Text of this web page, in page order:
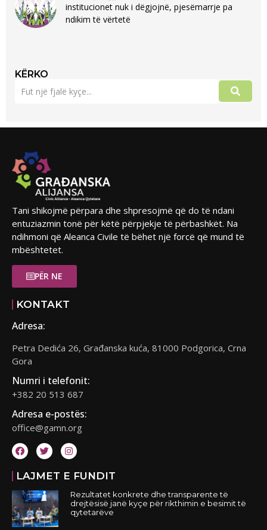
institucionet nuk i dëgjojnë, pjesëmarrje pa
ndikim të vërtetë
KËRKO
Tani shikojmë përpara dhe shpresojmë që do të ndani
entuziazmin tonë për këtë përpjekje të përbashkët. Na
ndihmoni që Aleanca Civile të bëhet një forcë që mund të
mbështetet.
PËR NE
KONTAKT
Adresa:
Petra Dedića 26, Građanska kuća, 81000 Podgorica, Crna
Gora
Numri i telefonit:
+382 20 513 687
Adresa e-postës:
office@gamn.org
LAJMET E FUNDIT
Rezultatet konkrete dhe transparente të
drejtësisë janë kyçe për rikthimin e besimit të
qytetarëve